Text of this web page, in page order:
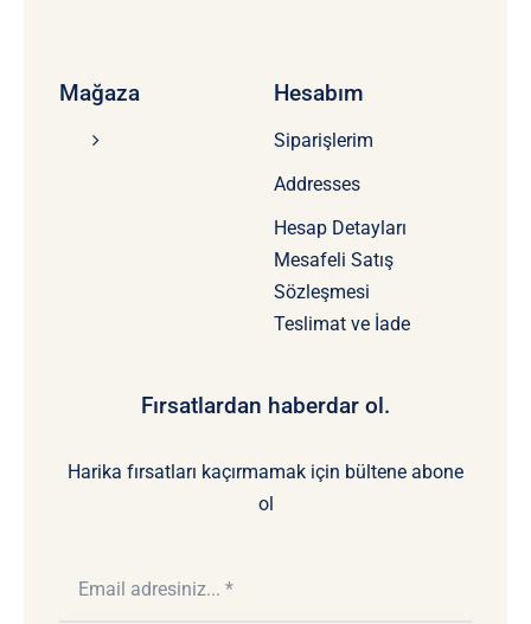
Mağaza Hesabım
Siparişlerim
Addresses
Hesap Detayları
Mesafeli Satış
Sözleşmesi
Teslimat ve İade
Fırsatlardan haberdar ol.
Harika fırsatları kaçırmamak için bültene abone
ol